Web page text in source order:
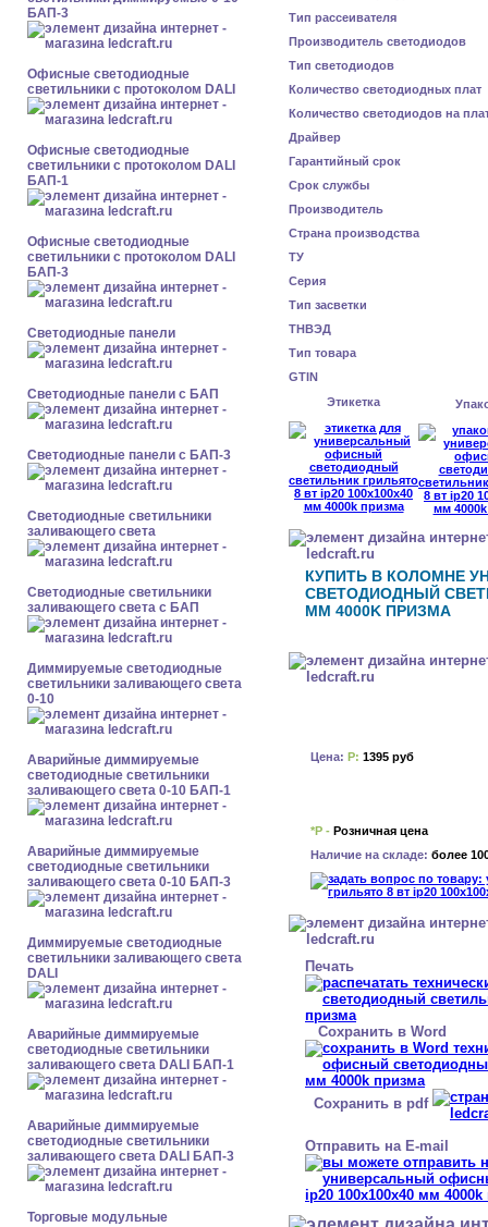
БАП-3
Офисные светодиодные
светильники с протоколом DALI
Офисные светодиодные
светильники с протоколом DALI
БАП-1
Офисные светодиодные
светильники с протоколом DALI
БАП-3
Cветодиодные панели
Cветодиодные панели с БАП
Cветодиодные панели с БАП-3
Светодиодные светильники
заливающего света
Светодиодные светильники
заливающего света с БАП
Диммируемые светодиодные
светильники заливающего света
0-10
Аварийные диммируемые
светодиодные светильники
заливающего света 0-10 БАП-1
Аварийные диммируемые
светодиодные светильники
заливающего света 0-10 БАП-3
Диммируемые светодиодные
светильники заливающего света
DALI
Аварийные диммируемые
светодиодные светильники
заливающего света DALI БАП-1
Аварийные диммируемые
светодиодные светильники
заливающего света DALI БАП-3
Торговые модульные
Тип рассеивателя
Производитель светодиодов
Тип светодиодов
Количество светодиодных плат
Количество светодиодов на
Драйвер
Гарантийный срок
Срок службы
Производитель
Страна производства
ТУ
Серия
Тип засветки
ТНВЭД
Тип товара
GTIN
Этикетка
КУПИТЬ В КОЛОМНЕ
СВЕТОДИОДНЫЙ
ММ 4000K ПРИЗМА
Цена: Р: 1395 руб
*Р - Розничная цена
Наличие на складе: более
Печать
Сохранить в Word
Сохранить в pdf
Отправить на E-mail